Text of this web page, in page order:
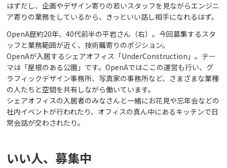
はずだし、企画やデザイン寄りの若いスタッフを見ながらエンジニ
ア寄りの業務をしているから、きっといい話し相手になれるはず。
OpenA歴約20年、40代前半の平岩さん（右）。今回募集するスタ
ッフと業務範囲が近く、技術職寄りのポジション。
OpenAが入居するシェアオフィス「UnderConstruction」。テー
マは「屋根のある公園」です。OpenAではここの運営も行い、グ
ラフィックデザイン事務所、写真家の事務所など、さまざまな業種
の人たちと空間を共有しながら働いています。
シェアオフィスの入居者のみなさんと一緒にお花見や忘年会などの
社内イベントが行われたり、オフィスの真ん中にあるキッチンで日
常会話が交わされたり。
いい人、募集中